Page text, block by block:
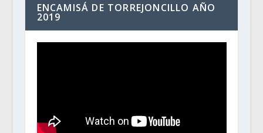
ENCAMISÁ DE TORREJONCILLO AÑO
2019